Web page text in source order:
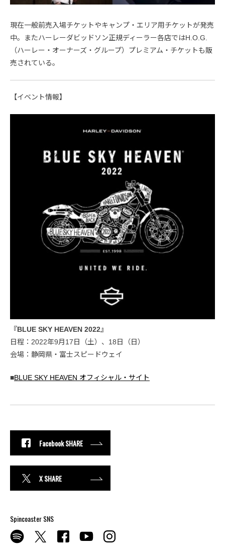
現在一般前売入場チケットやキャンプ・エリア用チケットが発売
中。またハーレーダビッドソン正規ディーラー各店ではH.O.G.
（ハーレー・オーナーズ・グループ）プレミアム・チケットも販
売されている。
【イベント情報】
『BLUE SKY HEAVEN 2022』
日程：2022年9月17日（土）、18日（日）
会場：静岡県・富士スピードウェイ
■BLUE SKY HEAVEN オフィシャル・サイト
Facebook SHARE
X SHARE
Spincoaster SNS